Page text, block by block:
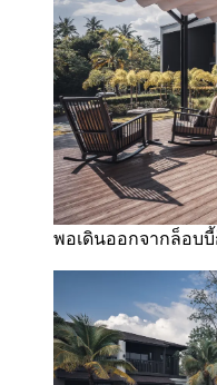
พอเดินออกจากล็อบ